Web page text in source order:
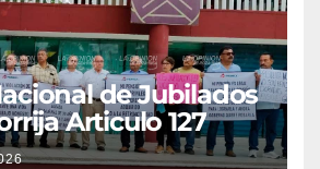
de Jubilados
Articulo 127